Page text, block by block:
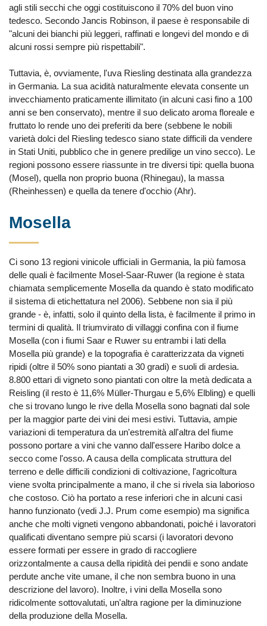
agli stili secchi che oggi costituiscono il 70% del buon vino
tedesco. Secondo Jancis Robinson, il paese è responsabile di
"alcuni dei bianchi più leggeri, raffinati e longevi del mondo e di
alcuni rossi sempre più rispettabili".
Tuttavia, è, ovviamente, l'uva Riesling destinata alla grandezza
in Germania. La sua acidità naturalmente elevata consente un
invecchiamento praticamente illimitato (in alcuni casi fino a 100
anni se ben conservato), mentre il suo delicato aroma floreale e
fruttato lo rende uno dei preferiti da bere (sebbene le nobili
varietà dolci del Riesling tedesco siano state difficili da vendere
in Stati Uniti, pubblico che in genere predilige un vino secco). Le
regioni possono essere riassunte in tre diversi tipi: quella buona
(Mosel), quella non proprio buona (Rhinegau), la massa
(Rheinhessen) e quella da tenere d'occhio (Ahr).
Mosella
Ci sono 13 regioni vinicole ufficiali in Germania, la più famosa
delle quali è facilmente Mosel-Saar-Ruwer (la regione è stata
chiamata semplicemente Mosella da quando è stato modificato
il sistema di etichettatura nel 2006). Sebbene non sia il più
grande - è, infatti, solo il quinto della lista, è facilmente il primo in
termini di qualità. Il triumvirato di villaggi confina con il fiume
Mosella (con i fiumi Saar e Ruwer su entrambi i lati della
Mosella più grande) e la topografia è caratterizzata da vigneti
ripidi (oltre il 50% sono piantati a 30 gradi) e suoli di ardesia.
8.800 ettari di vigneto sono piantati con oltre la metà dedicata a
Reisling (il resto è 11,6% Müller-Thurgau e 5,6% Elbling) e quelli
che si trovano lungo le rive della Mosella sono bagnati dal sole
per la maggior parte dei vini dei mesi estivi. Tuttavia, ampie
variazioni di temperatura da un'estremità all'altra del fiume
possono portare a vini che vanno dall'essere Haribo dolce a
secco come l'osso. A causa della complicata struttura del
terreno e delle difficili condizioni di coltivazione, l'agricoltura
viene svolta principalmente a mano, il che si rivela sia laborioso
che costoso. Ciò ha portato a rese inferiori che in alcuni casi
hanno funzionato (vedi J.J. Prum come esempio) ma significa
anche che molti vigneti vengono abbandonati, poiché i lavoratori
qualificati diventano sempre più scarsi (i lavoratori devono
essere formati per essere in grado di raccogliere
orizzontalmente a causa della ripidità dei pendii e sono andate
perdute anche vite umane, il che non sembra buono in una
descrizione del lavoro). Inoltre, i vini della Mosella sono
ridicolmente sottovalutati, un'altra ragione per la diminuzione
della produzione della Mosella.